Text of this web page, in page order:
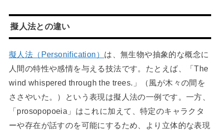
擬人法との違い
擬人法（Personification） は、無生物や抽象的な概念に
人間の特性や感情を与える技法です。たとえば、「The
wind whispered through the trees.」（風が木々の間を
ささやいた。）という表現は擬人法の一例です。一方、
「prosopopoeia」はこれに加えて、特定のキャラクタ
ーや存在が話すのを可能にするため、より立体的な表現